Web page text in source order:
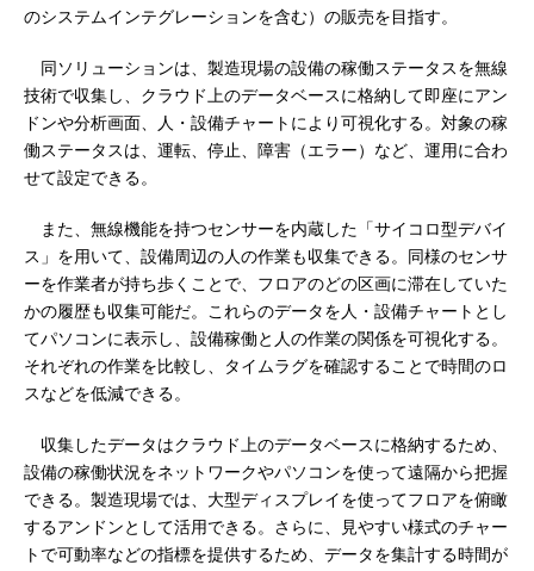
のシステムインテグレーションを含む）の販売を目指す。
同ソリューションは、製造現場の設備の稼働ステータスを無線
技術で収集し、クラウド上のデータベースに格納して即座にアン
ドンや分析画面、人・設備チャートにより可視化する。対象の稼
働ステータスは、運転、停止、障害（エラー）など、運用に合わ
せて設定できる。
また、無線機能を持つセンサーを内蔵した「サイコロ型デバイ
ス」を用いて、設備周辺の人の作業も収集できる。同様のセンサ
ーを作業者が持ち歩くことで、フロアのどの区画に滞在していた
かの履歴も収集可能だ。これらのデータを人・設備チャートとし
てパソコンに表示し、設備稼働と人の作業の関係を可視化する。
それぞれの作業を比較し、タイムラグを確認することで時間のロ
スなどを低減できる。
収集したデータはクラウド上のデータベースに格納するため、
設備の稼働状況をネットワークやパソコンを使って遠隔から把握
できる。製造現場では、大型ディスプレイを使ってフロアを俯瞰
するアンドンとして活用できる。さらに、見やすい様式のチャー
トで可動率などの指標を提供するため、データを集計する時間が